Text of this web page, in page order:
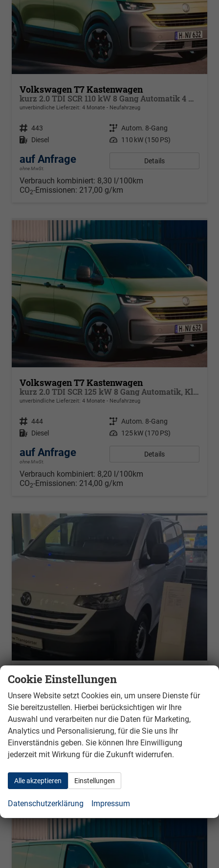
Volkswagen T7 Kastenwagen
kurz 2.0 TDI SCR 110 kW 8 Gang Automatik 4 Motion, Klima, 70 L Tank, Außenspiegel elektrisch klappbar, Fahrerassistenzpaket
unverbindliche Lieferzeit: 4 Monate Neufahrzeug
Fahrzeugnr. 443 Getriebe Autom. 8-Gang
Kraftstoff Diesel Leistung 110 kW (150 PS)
auf Anfrage
ohne MwSt.
Details
Verbrauch kombiniert: 8,30 l/100km
CO2-Emissionen: 217,00 g/km
Volkswagen T7 Kastenwagen
kurz 2.0 TDI SCR 125 kW 8 Gang Automatik, Klima, 70 Liter Tank, Außenspiegel elektrisch klappbar, Fahrerassistenzpaket
unverbindliche Lieferzeit: 4 Monate Neufahrzeug
Fahrzeugnr. 444 Getriebe Autom. 8-Gang
Kraftstoff Diesel Leistung 125 kW (170 PS)
auf Anfrage
ohne MwSt.
Details
Verbrauch kombiniert: 8,20 l/100km
CO2-Emissionen: 214,00 g/km
Volkswagen T7 Kastenwagen
unverbindliche Lieferzeit:3 Monate Neufahrzeug
658
Autom. 8-Gang
110 kW (150 PS)
auf Anfrage Details
Verbrauch kombiniert:8,30 l/100km
CO2-Emissionen:217,00 g/km
Cookie Einstellungen
Unsere Website setzt Cookies ein, um unsere Dienste für
Sie bereitzustellen. Hierbei berücksichtigen wir Ihre
Auswahl und verarbeiten nur die Daten für Marketing,
Analytics und Personalisierung, für die Sie uns Ihr
Einverständnis geben. Sie können Ihre Einwilligung
jederzeit mit Wirkung für die Zukunft widerrufen.
Alle akzeptieren Einstellungen
Datenschutzerklärung Impressum